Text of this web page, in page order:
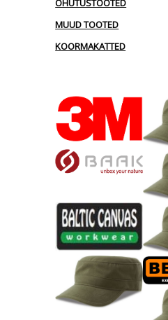
OHUTUSTOOTED
MUUD TOOTED
KOORMAKATTED